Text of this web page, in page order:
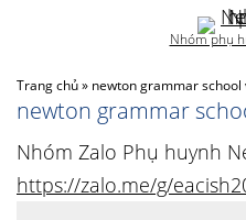
Trang chủ» newton grammar school
newton grammar
Nhóm Zalo Phụ huynh
https://zalo.me/g/
Nhóm phụ